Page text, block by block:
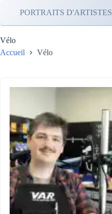
contenu
PORTRAITS D'ARTISTES
Vélo
Accueil
Vélo